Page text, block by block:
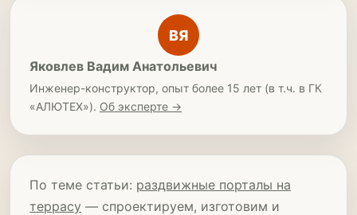
ВЯ
Яковлев Вадим Анатольевич
Инженер-конструктор, опыт более 15 лет (в т.ч. в ГК
«АЛЮТЕХ»). Об эксперте →
По теме статьи: раздвижные порталы на
террасу — спроектируем, изготовим и